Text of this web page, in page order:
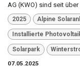
AG (KWO) sind seit
2025 Alpine
Installierte
Solarpark
07.05.2025